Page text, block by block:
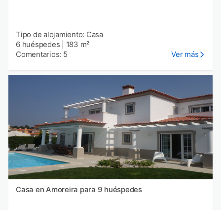
Tipo de alojamiento: Casa
6 huéspedes
183 m²
Comentarios: 5
Ver más
Casa en Amoreira para 9 huéspedes